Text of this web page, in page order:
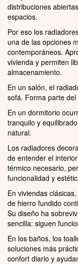
distribuciones
espacios.
Por eso los
una de las opciones
contemporáneos.
vivienda y permiten
almacenamiento.
En un salón, el
sofá. Forma parte
En un dormitorio
tranquilo y
natural.
Los radiadores
de entender el
térmico necesario,
funcionalidad y
En viviendas
de hierro fundido
Su diseño ha
sencilla: siguen
En los baños, los
soluciones más
confort diario y